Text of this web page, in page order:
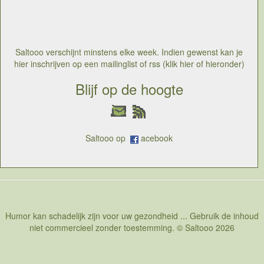
te brengen, de drempel te verlagen
Saltooo verschijnt minstens elke week. Indien gewenst kan je
hier inschrijven op een mailinglist of rss (klik hier of hieronder)
Blijf op de hoogte
Saltooo op acebook
Humor kan schadelijk zijn voor uw gezondheid ... Gebruik de inhoud
niet commercieel zonder toestemming. © Saltooo 2026